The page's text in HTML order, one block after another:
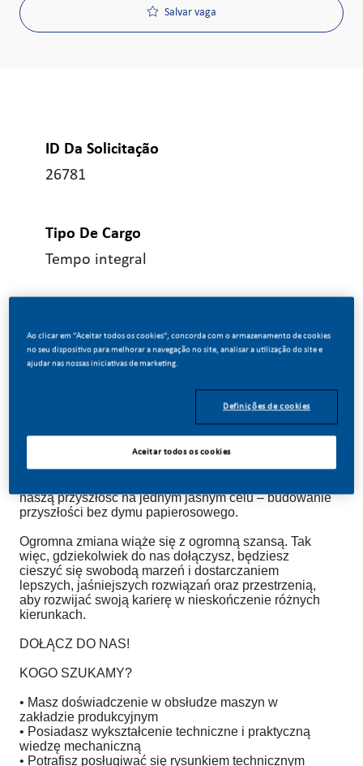
Salvar vaga
ID Da Solicitação
26781
Tipo De Cargo
Tempo integral
04/29/2026
TWÓRZ Z NAMI HISTORIĘ!
W PMI zdecydowaliśmy się zrobić coś niesamowitego.
naszą przyszłość na jednym jasnym celu – budowanie
przyszłości bez dymu papierosowego.
Ogromna zmiana wiąże się z ogromną szansą. Tak
więc, gdziekolwiek do nas dołączysz, będziesz
cieszyć się swobodą marzeń i dostarczaniem
lepszych, jaśniejszych rozwiązań oraz przestrzenią,
aby rozwijać swoją karierę w nieskończenie różnych
kierunkach.
DOŁĄCZ DO NAS!
KOGO SZUKAMY?
• Masz doświadczenie w obsłudze maszyn w
zakładzie produkcyjnym
• Posiadasz wykształcenie techniczne i praktyczną
wiedzę mechaniczną
• Potrafisz posługiwać się rysunkiem technicznym
Ao clicar em "Aceitar todos os cookies", concorda com o armazenamento de cookies
no seu dispositivo para melhorar a navegação no site, analisar a utilização do site e
ajudar nas nossas iniciativas de marketing.
Definições de cookies
Aceitar todos os cookies